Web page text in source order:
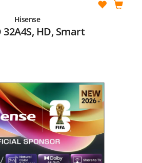
Hisense
32A4S, HD, Smart